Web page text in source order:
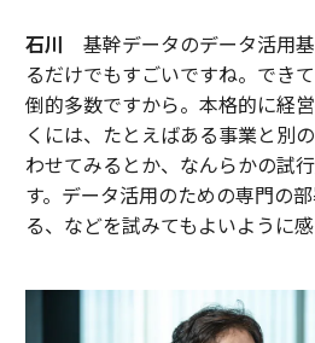
石川 基幹データのデータ活用
るだけでもすごいですね。でき
倒的多数ですから。本格的に経
くには、たとえばある事業と別
わせてみるとか、なんらかの試
す。データ活用のための専門の
る、などを試みてもよいように感